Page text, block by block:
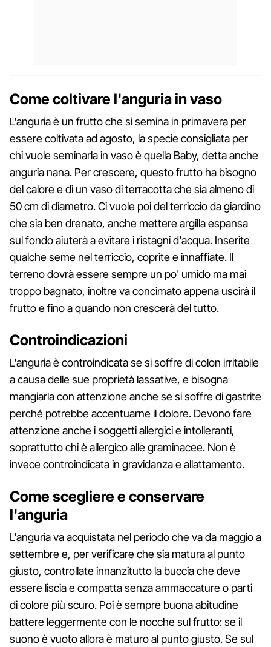
Come coltivare l'anguria in vaso
L'anguria è un frutto che si semina in primavera per
essere coltivata ad agosto, la specie consigliata per
chi vuole seminarla in vaso è quella Baby, detta anche
anguria nana. Per crescere, questo frutto ha bisogno
del calore e di un vaso di terracotta che sia almeno di
50 cm di diametro. Ci vuole poi del terriccio da giardino
che sia ben drenato, anche mettere argilla espansa
sul fondo aiuterà a evitare i ristagni d'acqua. Inserite
qualche seme nel terriccio, coprite e innaffiate. Il
terreno dovrà essere sempre un po' umido ma mai
troppo bagnato, inoltre va concimato appena uscirà il
frutto e fino a quando non crescerà del tutto.
Controindicazioni
L'anguria è controindicata se si soffre di colon irritabile
a causa delle sue proprietà lassative, e bisogna
mangiarla con attenzione anche se si soffre di gastrite
perché potrebbe accentuarne il dolore. Devono fare
attenzione anche i soggetti allergici e intolleranti,
soprattutto chi è allergico alle graminacee. Non è
invece controindicata in gravidanza e allattamento.
Come scegliere e conservare
l'anguria
L'anguria va acquistata nel periodo che va da maggio a
settembre e, per verificare che sia matura al punto
giusto, controllate innanzitutto la buccia che deve
essere liscia e compatta senza ammaccature o parti
di colore più scuro. Poi è sempre buona abitudine
battere leggermente con le nocche sul frutto: se il
suono è vuoto allora è maturo al punto giusto. Se sul